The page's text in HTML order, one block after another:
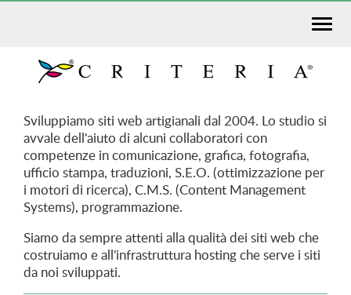
Sviluppiamo siti web artigianali dal 2004. Lo studio si
avvale dell'aiuto di alcuni collaboratori con
competenze in comunicazione, grafica, fotografia,
ufficio stampa, traduzioni, S.E.O. (ottimizzazione per
i motori di ricerca), C.M.S. (Content Management
Systems), programmazione.
Siamo da sempre attenti alla qualità dei siti web che
costruiamo e all'infrastruttura hosting che serve i siti
da noi sviluppati.